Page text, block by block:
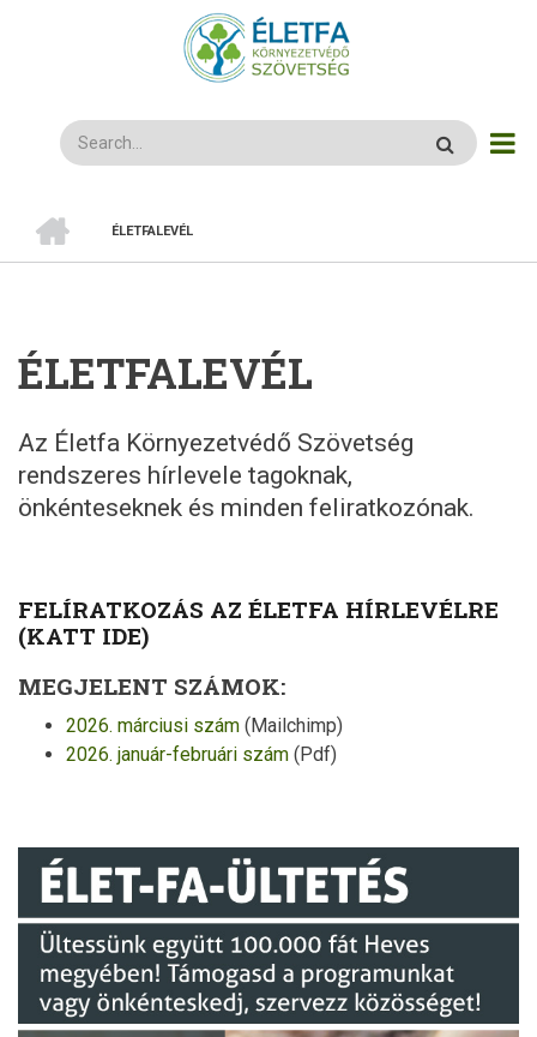
Search
MORZSA
ÉLETFALEVÉL
ÉLETFALEVÉL
Az Életfa Környezetvédő Szövetség
rendszeres hírlevele tagoknak,
önkénteseknek és minden feliratkozónak.
FELÍRATKOZÁS AZ ÉLETFA HÍRLEVÉLRE
(KATT IDE)
MEGJELENT SZÁMOK:
2026. márciusi szám (Mailchimp)
2026. január-februári szám (Pdf)